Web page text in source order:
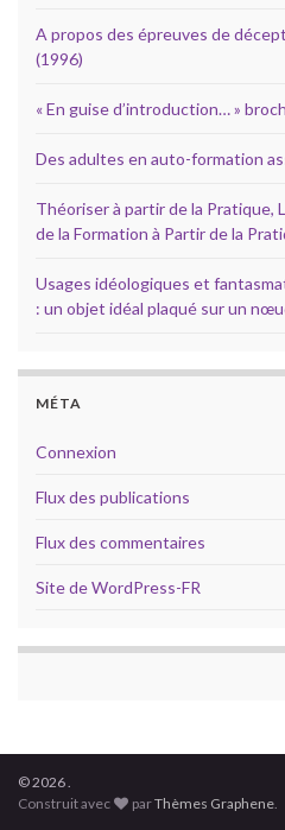
A propos des épreuves de
(1996)
« En guise d’introduction… »
Des adultes en auto-formation
Théoriser à partir de la Pratique,
de la Formation à Partir de la
Usages idéologiques et
: un objet idéal plaqué sur un
MÉTA
Connexion
Flux des publications
Flux des commentaires
Site de WordPress-FR
© 2026 .
Construit avec
parThèmes Graphene